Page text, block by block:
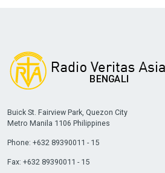
Buick St. Fairview Park, Quezon City
Metro Manila 1106 Philippines
Phone: +632 89390011 - 15
Fax: +632 89390011 - 15